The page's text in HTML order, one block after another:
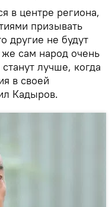
в центре региона,
призывать
другие не будут
сам народ очень
лучше, когда
в своей
Кадыров.